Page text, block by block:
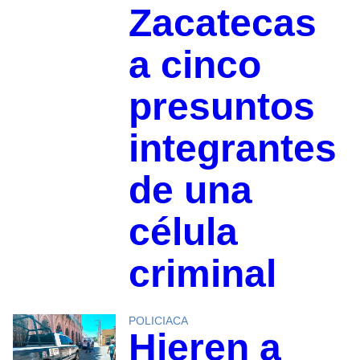
Zacatecas
a cinco
presuntos
integrantes
de una
célula
criminal
POLICIACA
Hieren a